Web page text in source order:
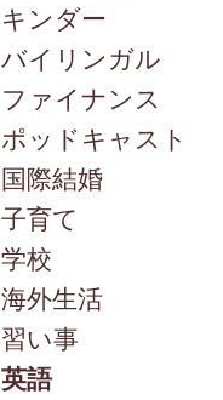
キンダー
バイリンガル
ファイナンス
ポッドキャスト
国際結婚
子育て
学校
海外生活
習い事
英語